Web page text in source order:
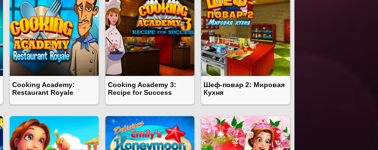
Cooking Academy:
Restaurant Royale
Cooking Academy 3:
Recipe for Success
Шеф-повар 2: Мировая
Кухня